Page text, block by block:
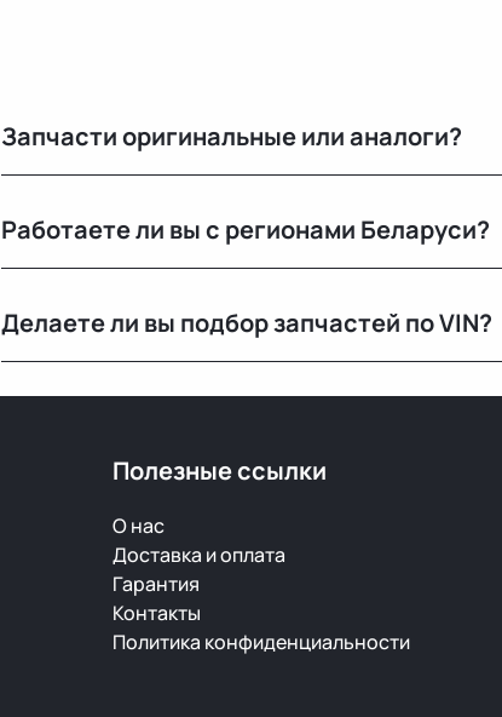
Запчасти оригинальные или аналоги?
автомобилей с минимальным пробегом.
Работаете ли вы с регионами Беларуси?
Делаете ли вы подбор запчастей по VIN?
Полезные ссылки
О нас
Доставка и оплата
Гарантия
Контакты
Политика конфиденциальности